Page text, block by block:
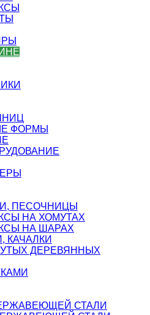
ФОРМЫ
ПЕСОЧНИЦЫ
НА ХОМУТАХ
НА ШАРАХ
КАЧАЛКИ
ДЕРЕВЯННЫХ
СТАЛИ